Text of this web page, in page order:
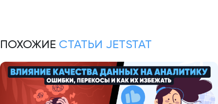
ПОХОЖИЕ СТАТЬИ JETSTAT